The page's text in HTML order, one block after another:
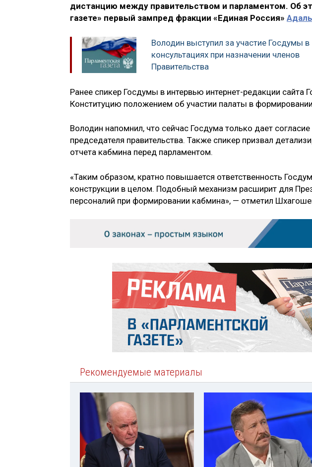
дистанцию между правительством и парламентом. Об
газете» первый зампред фракции «Единая Россия»
Володин выступил за участие Госдумы в
консультациях при назначении членов
Правительства
Ранее спикер Госдумы в интервью интернет-редакции
Конституцию положением об участии палаты в формировании
Володин напомнил, что сейчас Госдума только дает
председателя правительства. Также спикер призвал
отчета кабмина перед парламентом.
«Таким образом, кратно повышается ответственность
конструкции в целом. Подобный механизм расширит для
персоналий при формировании кабмина», — отметил
Рекомендуемые материалы